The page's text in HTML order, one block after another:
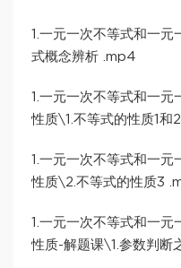
1.一元一次不等式和一
式概念辨析 .mp4
1.一元一次不等式和一
性质\1.不等式的性质1和
1.一元一次不等式和一
性质\2.不等式的性质3
1.一元一次不等式和一
性质-解题课\1.参数判断